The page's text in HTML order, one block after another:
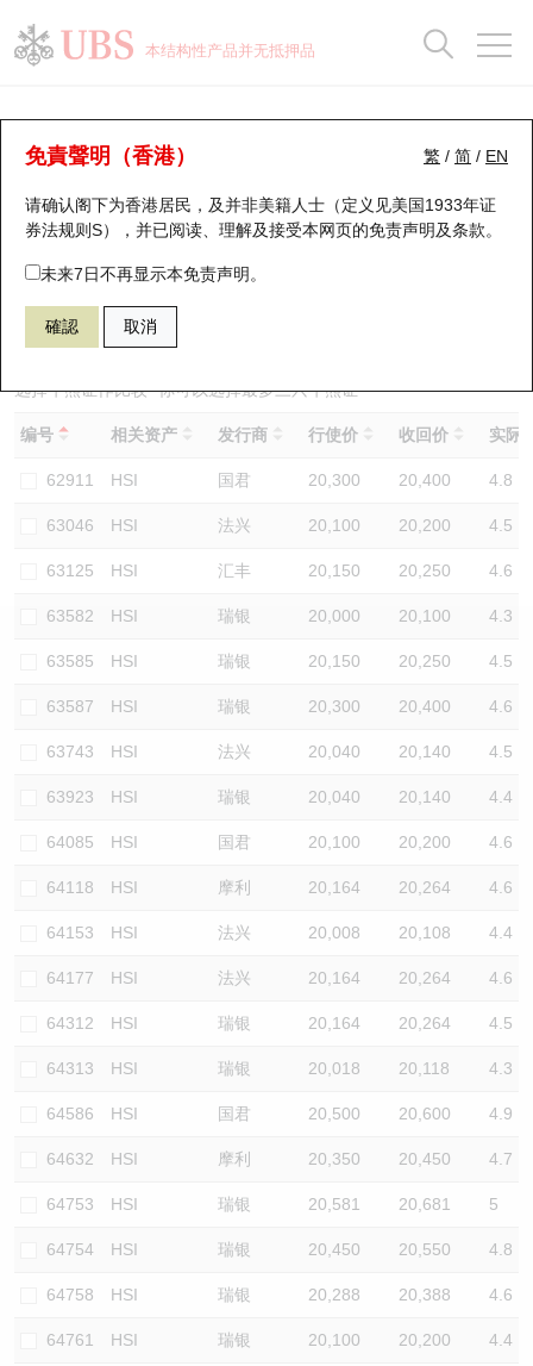
本结构性产品并无抵押品
繁 / 简 / EN
免責聲明（香港）
请确认阁下为香港居民，及并非美籍人士（定义见美国1933年证
券法规则S），并已阅读、理解及接受本网页的免责声明及条款。
未来7日不再显示本免责声明。
確認 取消
牛熊证分析仪
表现 街货统计 比较
66780 瑞银牛证 HSI 恒生指数
选择牛熊证作比较 *你可以选择最多三只牛熊证
编号 相关资产 发行商 行使价 收回价 实际
62911 HSI 国君 20,300 20,400 4.8
63046 HSI 法兴 20,100 20,200 4.5
63125 HSI 汇丰 20,150 20,250 4.6
63582 HSI 瑞银 20,000 20,100 4.3
63585 HSI 瑞银 20,150 20,250 4.5
63587 HSI 瑞银 20,300 20,400 4.6
63743 HSI 法兴 20,040 20,140 4.5
63923 HSI 瑞银 20,040 20,140 4.4
64085 HSI 国君 20,100 20,200 4.6
64118 HSI 摩利 20,164 20,264 4.6
64153 HSI 法兴 20,008 20,108 4.4
64177 HSI 法兴 20,164 20,264 4.6
64312 HSI 瑞银 20,164 20,264 4.5
64313 HSI 瑞银 20,018 20,118 4.3
64586 HSI 国君 20,500 20,600 4.9
64632 HSI 摩利 20,350 20,450 4.7
64753 HSI 瑞银 20,581 20,681 5
64754 HSI 瑞银 20,450 20,550 4.8
64758 HSI 瑞银 20,288 20,388 4.6
64761 HSI 瑞银 20,100 20,200 4.4
瑞银认股证一览
新发行瑞银认股证
即将到期认股证
认股证到期结算价查找
认股证分析仪
认股证速算机
认股证/牛熊证日志
认股证文件及公告
街货统计
比较
牛熊全景快搜
牛熊证搜寻
牛熊证街货分布图
正股牛熊证列表
新发行瑞银牛熊证
已收回牛熊证剩余价值
牛熊证到期结算价查找
牛熊证分析仪
牛熊证文件及公告
牛熊证文件及公告 (瑞信)
街货统计
比较
十大升幅/跌幅
十大认股证成交分布
十天股证占大市成交
资金流
街货统计
三十大平均引伸波幅
正股分析仪
二十大活跃股份
恒指成份股
国指成份股
科指成份股
相关资产沽空
中资ETFs溢价比较
AH 股价对照
ADR
收市竞价变化
持股比重
显示所有持股比重
每月轮证大市专题
轮证专栏
讲座及教育短片
认股证投资者教育
牛熊证投资者教育
认股证牛熊证常问问题